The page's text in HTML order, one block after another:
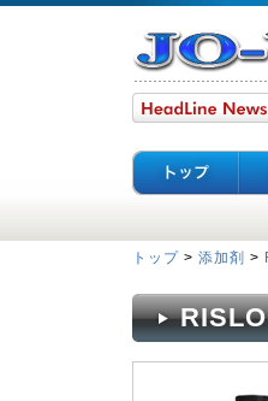
トップ > 添加剤 >